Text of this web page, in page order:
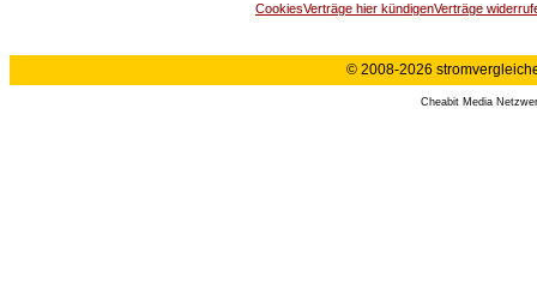
CookiesVerträge hier kündigenVerträge
© 2008-2026
Cheabit Media